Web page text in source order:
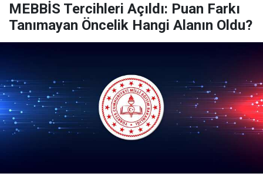
MEBBİS Tercihleri Açıldı: Puan Farkı
Tanımayan Öncelik Hangi Alanın Oldu?